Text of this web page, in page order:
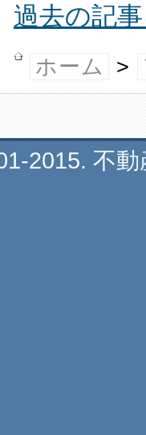
過去の記
ホーム >
2015. 不